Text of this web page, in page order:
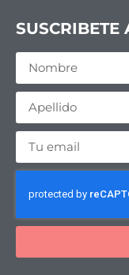
SUSCRIBETE